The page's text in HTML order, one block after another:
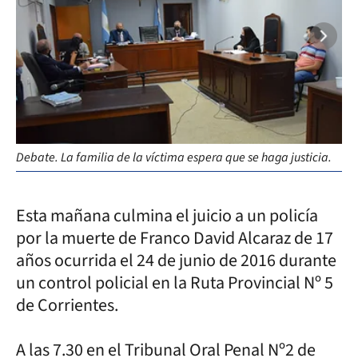
Debate. La familia de la víctima espera que se haga justicia.
Esta mañana culmina el juicio a un policía
por la muerte de Franco David Alcaraz de 17
años ocurrida el 24 de junio de 2016 durante
un control policial en la Ruta Provincial Nº 5
de Corrientes.
A las 7.30 en el Tribunal Oral Penal Nº2 de